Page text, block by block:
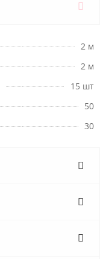
2 м
2 м
15 шт
50
30